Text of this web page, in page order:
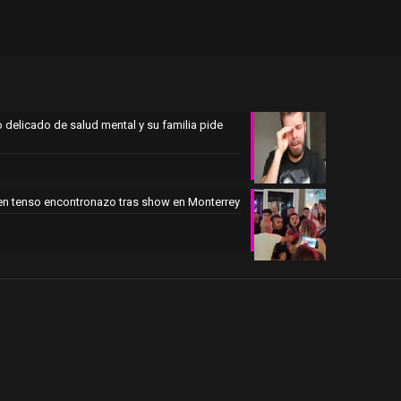
delicado de salud mental y su familia pide
tenso encontronazo tras show en Monterrey